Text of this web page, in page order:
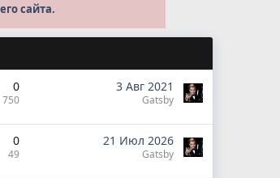
сайта.
0
750
3 Авг 2021
Gatsby
0
49
21 Июл 2026
Gatsby